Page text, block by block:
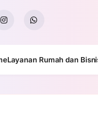
Layanan Rumah dan